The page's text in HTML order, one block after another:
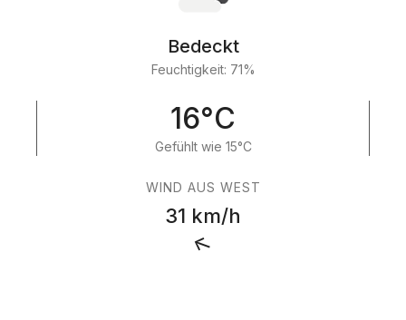
Bedeckt
Feuchtigkeit: 71%
16°C
Gefühlt wie 15°C
WIND AUS WEST
31 km/h
↑